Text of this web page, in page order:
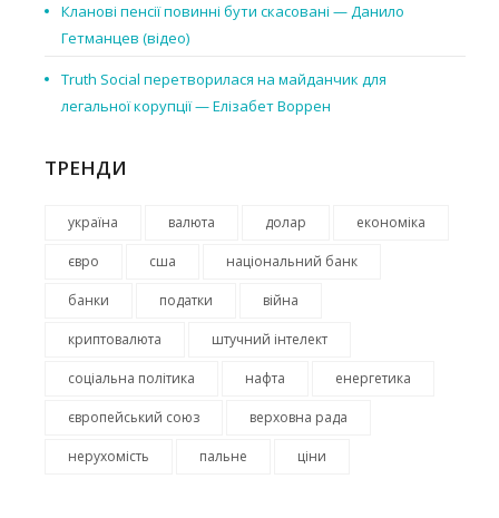
Кланові пенсії повинні бути скасовані — Данило
Гетманцев (відео)
Truth Social перетворилася на майданчик для
легальної корупції — Елізабет Воррен
ТРЕНДИ
україна валюта долар економіка
євро сша національний банк
банки податки війна
криптовалюта штучний інтелект
соціальна політика нафта енергетика
європейський союз верховна рада
нерухомість пальне ціни